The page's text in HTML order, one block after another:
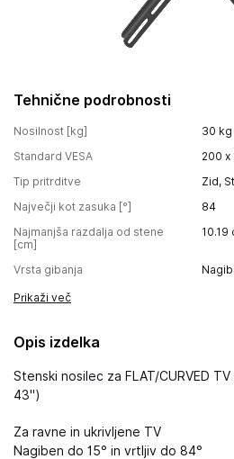
Tehnične podrobnosti
Nosilnost [kg] 30 kg
Standard VESA
200 x
Tip pritrditve
Zid,
Največji kot zasuka [°]
84
Najmanjša razdalja od stene
[cm]
10.19
Vrsta gibanja
Prikaži več
Opis izdelka
Stenski nosilec za FLAT/CURVED
43")
Za ravne in ukrivljene TV
Nagiben do 15° in vrtljiv do 84°